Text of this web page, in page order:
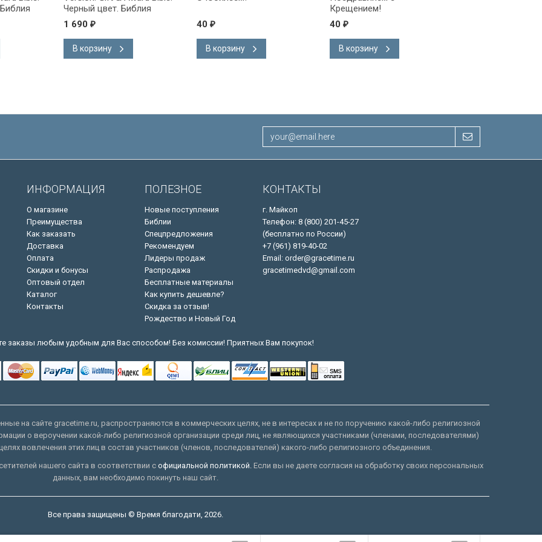
слова
Черный цвет. Библия
Короля Иакова на
английском языке.
Словарь, карты, закладка,
подарочная вкладка, слова
1 690 ₽
В корзину
40 ₽
В корзину
Крещением!
40 ₽
В корзину
ИНФОРМАЦИЯ
О магазине
Преимущества
Как заказать
Доставка
Оплата
Скидки и бонусы
Оптовый отдел
Каталог
Контакты
ПОЛЕЗНОЕ
Новые поступления
Библии
Спецпредложения
Рекомендуем
Лидеры продаж
Распродажа
Бесплатные материалы
Как купить дешевле?
Скидка за отзыв!
Рождество и Новый Год
КОНТАКТЫ
г. Майкоп
Телефон: 8 (800) 201-45-27
(бесплатно по России)
+7 (961) 819-40-02
Email: order@gracetime.ru
gracetimedvd@gmail.com
заказы любым удобным для Вас способом! Без комиссии! Приятных Вам покупок!
на сайте gracetime.ru, распространяются в коммерческих целях, не в интересах и не по поручению какой-либо религиозной
о вероучении какой-либо религиозной организации среди лиц, не являющихся участниками (членами, последователями)
вовлечения этих лиц в состав участников (членов, последователей) какого-либо религиозного объединения.
нашего сайта в соответствии с официальной политикой.Если вы не даете согласия на обработку своих персональных
данных, вам необходимо покинуть наш сайт.
Все права защищены © Время благодати, 2026.